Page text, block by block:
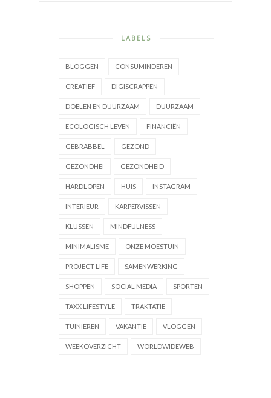
LABELS
BLOGGEN CONSUMINDEREN
CREATIEF DIGISCRAPPEN
DOELEN EN DUURZAAM DUURZAAM
ECOLOGISCH LEVEN FINANCIËN
GEBRABBEL GEZOND
GEZONDHEI GEZONDHEID
HARDLOPEN HUIS INSTAGRAM
INTERIEUR KARPERVISSEN
KLUSSEN MINDFULNESS
MINIMALISME ONZE MOESTUIN
PROJECT LIFE SAMENWERKING
SHOPPEN SOCIAL MEDIA SPORTEN
TAXX LIFESTYLE TRAKTATIE
TUINIEREN VAKANTIE VLOGGEN
WEEKOVERZICHT WORLDWIDEWEB